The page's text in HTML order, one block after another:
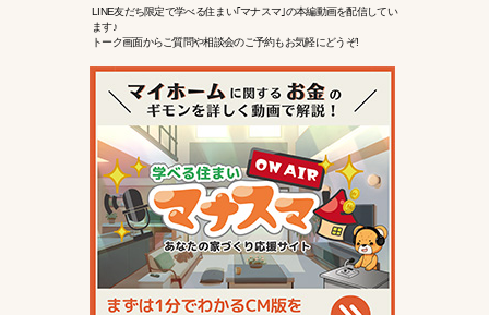
LINE友だち限定で学べる住まい｢マナスマ｣の本編動画を配信してい
ます♪
トーク画面からご質問や相談会のご予約もお気軽にどうぞ!